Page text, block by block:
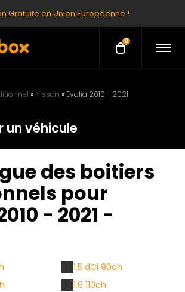
Gratuite en Union Européenne !
O
e
n
t
0
O
e
» Nissan » Evalia 2010 - 2021
un véhicule
des boitiers
pour
- 2021 -
1.5 dCi 90ch
1.6 110ch